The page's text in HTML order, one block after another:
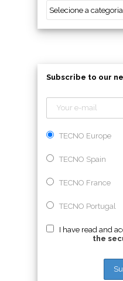
Subscribe to our
TECNO Europe
TECNO Spain
TECNO France
TECNO Portugal
I have read and
the